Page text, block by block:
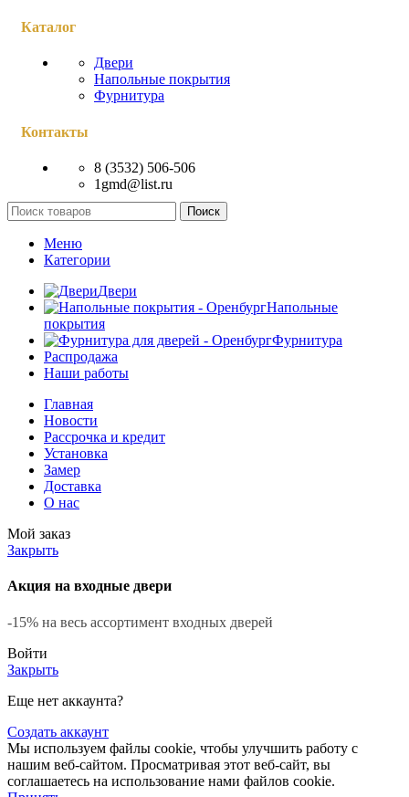
Каталог
Двери
Напольные покрытия
Фурнитура
Контакты
8 (3532) 506-506
1gmd@list.ru
Поиск
Меню
Категории
Двери
Напольные
покрытия
Фурнитура
Распродажа
Наши работы
Главная
Новости
Рассрочка и кредит
Установка
Замер
Доставка
О нас
Мой заказ
Закрыть
Акция на входные двери
-15% на весь ассортимент входных дверей
Войти
Закрыть
Еще нет аккаунта?
Создать аккаунт
Мы используем файлы cookie, чтобы улучшить работу с
нашим веб-сайтом. Просматривая этот веб-сайт, вы
соглашаетесь на использование нами файлов cookie.